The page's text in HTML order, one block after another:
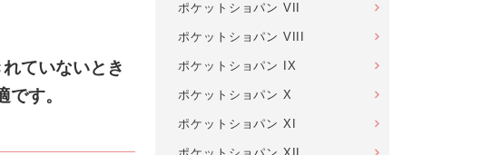
ていないとき
す。
ポケットショパン VII
ポケットショパン VIII
ポケットショパン IX
ポケットショパン X
ポケットショパン XI